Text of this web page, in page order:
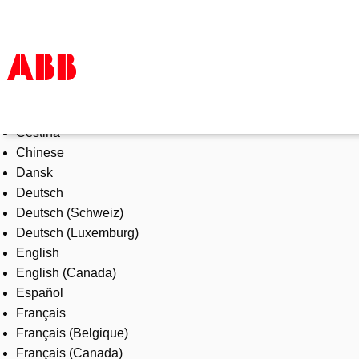
Products & Solutions
Industries
Services
About us
Where to buy
Contact us
Careers
Čeština
Chinese
Dansk
Deutsch
Deutsch (Schweiz)
Deutsch (Luxemburg)
English
English (Canada)
Español
Français
Français (Belgique)
Français (Canada)